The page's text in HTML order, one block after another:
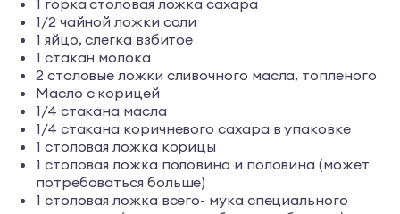
1 горка столовая ложка сахара
1/2 чайной ложки соли
1 яйцо, слегка взбитое
1 стакан молока
2 столовые ложки сливочного масла, топленого
Масло с корицей
1/4 стакана масла
1/4 стакана коричневого сахара в упаковке
1 столовая ложка корицы
1 столовая ложка половина и половина (может
потребоваться больше)
1 столовая ложка всего- мука специального